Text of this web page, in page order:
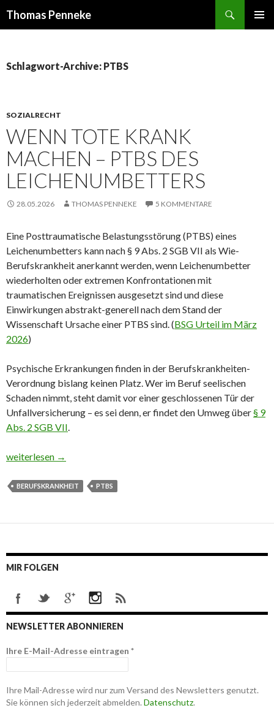
Thomas Penneke
Schlagwort-Archive: PTBS
SOZIALRECHT
WENN TOTE KRANK
MACHEN – PTBS DES
LEICHENUMBETTERS
28.05.2026 THOMAS PENNEKE 5 KOMMENTARE
Eine Posttraumatische Belastungsstörung (PTBS) eines
Leichenumbetters kann nach § 9 Abs. 2 SGB VII als Wie-
Berufskrankheit anerkannt werden, wenn Leichenumbetter
wiederholten oder extremen Konfrontationen mit
traumatischen Ereignissen ausgesetzt sind und diese
Einwirkungen abstrakt-generell nach dem Stand der
Wissenschaft Ursache einer PTBS sind. (BSG Urteil im März
2026)
Psychische Erkrankungen finden in der Berufskrankheiten-
Verordnung bislang keinen Platz. Wer im Beruf seelischen
Schaden nimmt, steht damit vor einer geschlossenen Tür der
Unfallversicherung – es sei denn, er findet den Umweg über§ 9
Abs. 2 SGB VII.
Wenn Tote krank machen – PTBS des Leichenumbetters
weiterlesen →
BERUFSKRANKHEIT PTBS
MIR FOLGEN
NEWSLETTER ABONNIEREN
Ihre E-Mail-Adresse eintragen *
Ihre Mail-Adresse wird nur zum Versand des Newsletters genutzt.
Sie können sich jederzeit abmelden. Datenschutz.